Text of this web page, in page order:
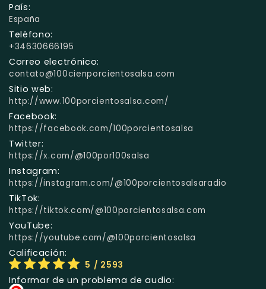
País:
España
Teléfono:
+34630666195
Correo electrónico:
contato@100cienporcientosalsa.com
Sitio web:
http://www.100porcientosalsa.com/
Facebook:
https://facebook.com/100porcientosalsa
Twitter:
https://x.com/@100por100salsa
Instagram:
https://instagram.com/@100porcientosalsaradio
TikTok:
https://tiktok.com/@100porcientosalsa.com
YouTube:
https://youtube.com/@100porcientosalsa
Calificación:
5 / 2593
Informar de un problema de audio: